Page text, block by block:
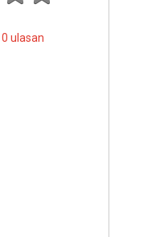
0 ulasan